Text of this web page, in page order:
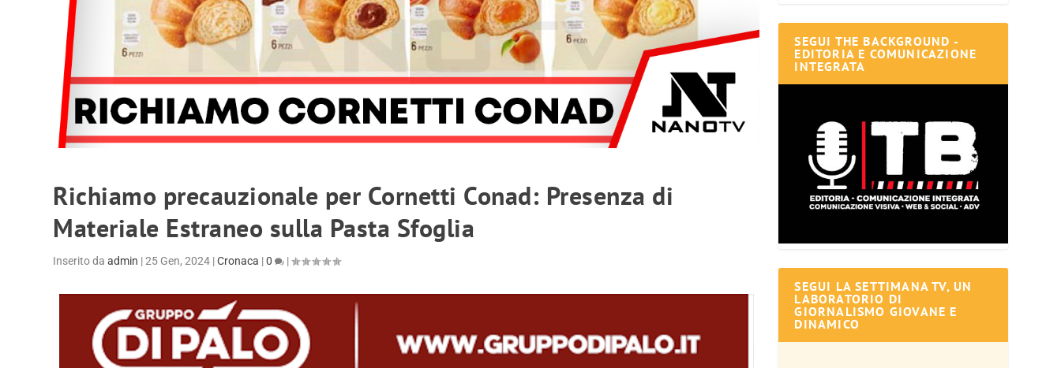
Richiamo precauzionale per Cornetti Conad: Presenza di
Materiale Estraneo sulla Pasta Sfoglia
Inserito daadmin |25 Gen, 2024 |Cronaca |0 |
SEGUI THE BACKGROUND -
EDITORIA E COMUNICAZIONE
INTEGRATA
SEGUI LA SETTIMANA TV, UN
LABORATORIO DI
GIORNALISMO GIOVANE E
DINAMICO